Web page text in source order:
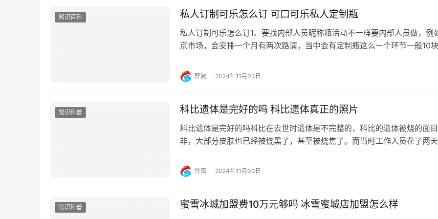
知识百科 私人订制可乐怎么订 可口可乐私人定制瓶
私人订制可乐怎么订1、要找内部人员昵称瓶活动不一样要内部人员做，例
京市场，会安排一个月有两次路演，当中会有定制瓶这么一个环节一般10
定做才行，费用不少。3、找网购平台一次购买10箱客户，扩至6环全部（限
京）网购平台预订搜
醉波 2024年11月03日
常识科普 科比遗体是完好的吗 科比遗体真正的照片
科比遗体是完好的吗科比在去世时遗体是不完整的，科比的遗体被烧的面
非，大部分皮肤也已经被烧黑了，甚至被烧焦了。而当时工作人员花了两天
洛杉矶法医科学中心表示，在坠机事件中丧生的湖人传奇巨星科比-布莱恩
遗体已经通过指纹检测被辨
怜南 2024年11月03日
常识科普 蜜雪冰城加盟费10万元够吗 冰雪蜜城店加盟怎么样